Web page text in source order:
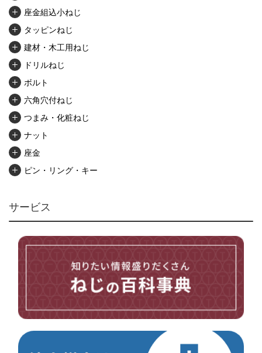
座金組込小ねじ
タッピンねじ
建材・木工用ねじ
ドリルねじ
ボルト
六角穴付ねじ
つまみ・化粧ねじ
ナット
座金
ピン・リング・キー
アンカー・プラグ
ユニファイねじ
その他ねじ
サービス